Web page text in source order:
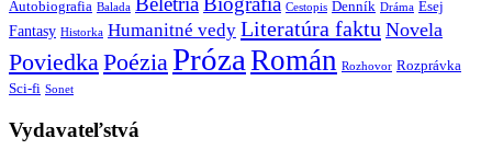
Autobiografia Balada Cestopis Denník Dráma Esej
Fantasy Historka Humanitné vedy Literatúra faktu Novela
PoviedkaPoéziaPróza Román Rozhovor Rozprávka
Sci-fi Sonet
Vydavateľstvá